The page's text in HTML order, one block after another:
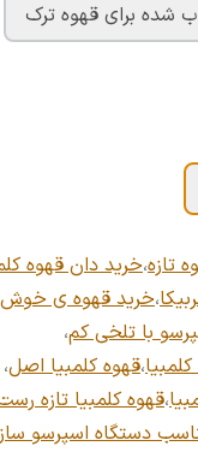
شده برای قهوه ترک
تازه،خرید دان قهوه
،خرید قهوه ی
با تلخی کم،
،قهوه کلمبیا اصل،
،قهوه کلمبیا تازه
دستگاه اسپرسو